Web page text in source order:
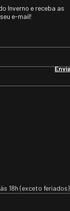
roupas,
congelantes a
se adaptando com
ambientes
Inverno e receba as
e-mail!
18h (exceto feriados)